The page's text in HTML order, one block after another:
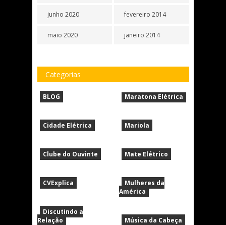
junho 2020
maio 2020
fevereiro 2014
janeiro 2014
Categorias
BLOG
Cidade Elétrica
Clube do Ouvinte
CVExplica
Discutindo a
Relação
Maratona Elétrica
Mariola
Mate Elétrico
Mulheres da
América
Música da Cabeça